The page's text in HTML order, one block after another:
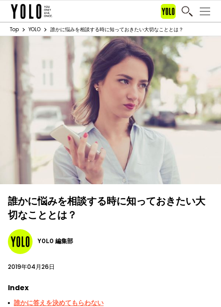
Top YOLO 誰かに悩みを相談する時に知っておきたい大切なこととは？
誰かに悩みを相談する時に知っておきたい大
切なこととは？
YOLO 編集部
2019年04月26日
Index
誰かに答えを決めてもらわない